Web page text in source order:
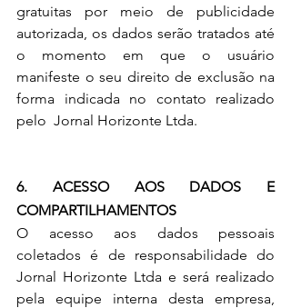
gratuitas por meio de publicidade
autorizada, os dados serão tratados até
o momento em que o usuário
manifeste o seu direito de exclusão na
forma indicada no contato realizado
pelo  Jornal Horizonte Ltda.
6. ACESSO AOS DADOS E
COMPARTILHAMENTOS
O acesso aos dados pessoais
coletados é de responsabilidade do
Jornal Horizonte Ltda e será realizado
pela equipe interna desta empresa,